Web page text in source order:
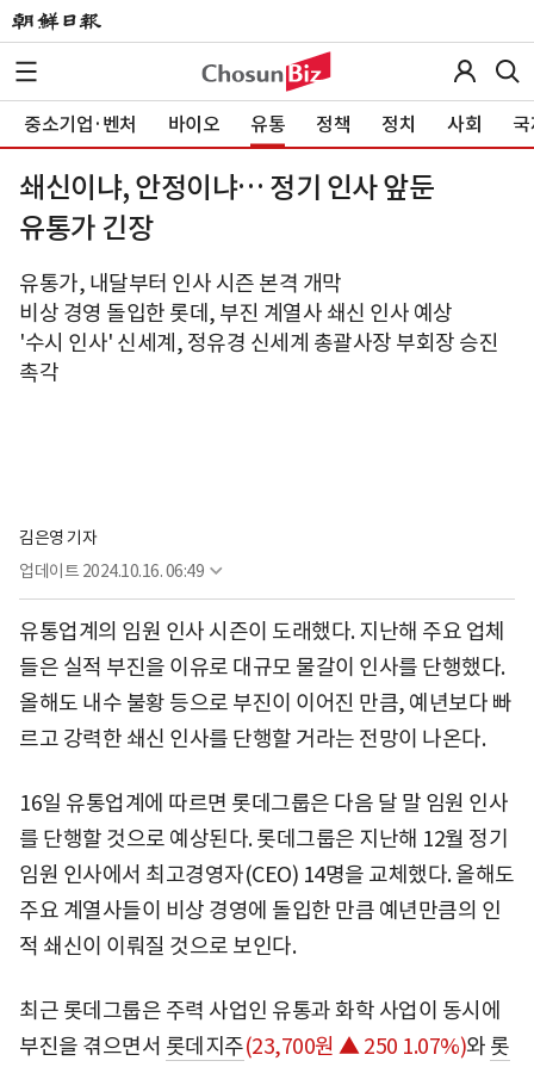
중소기업·벤처 바이오 유통 정책 정치 사회
쇄신이냐, 안정이냐… 정기 인사 앞둔
유통가 긴장
유통가, 내달부터 인사 시즌 본격 개막
비상 경영 돌입한 롯데, 부진 계열사 쇄신 인사 예상
'수시 인사' 신세계, 정유경 신세계 총괄사장 부회장 승진
촉각
김은영 기자
업데이트 2024.10.16. 06:49
유통업계의 임원 인사 시즌이 도래했다. 지난해 주요 업체
들은 실적 부진을 이유로 대규모 물갈이 인사를 단행했다.
올해도 내수 불황 등으로 부진이 이어진 만큼, 예년보다 빠
르고 강력한 쇄신 인사를 단행할 거라는 전망이 나온다.
16일 유통업계에 따르면 롯데그룹은 다음 달 말 임원 인사
를 단행할 것으로 예상된다. 롯데그룹은 지난해 12월 정기
임원 인사에서 최고경영자(CEO) 14명을 교체했다. 올해도
주요 계열사들이 비상 경영에 돌입한 만큼 예년만큼의 인
적 쇄신이 이뤄질 것으로 보인다.
최근 롯데그룹은 주력 사업인 유통과 화학 사업이 동시에
부진을 겪으면서 롯데지주(23,700원 ▲ 250 1.07%)와 롯